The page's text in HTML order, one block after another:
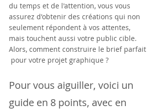
du temps et de l'attention, vous vous
assurez d'obtenir des créations qui non
seulement répondent à vos attentes,
mais touchent aussi votre public cible.
Alors, comment construire le brief parfait
pour votre projet graphique ?
Pour vous aiguiller, voici un
guide en 8 points, avec en